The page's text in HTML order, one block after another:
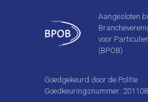
Aangesloten
voor
(BPOB)
Goedgekeurd door de Politie
Goedkeuringsnummer: